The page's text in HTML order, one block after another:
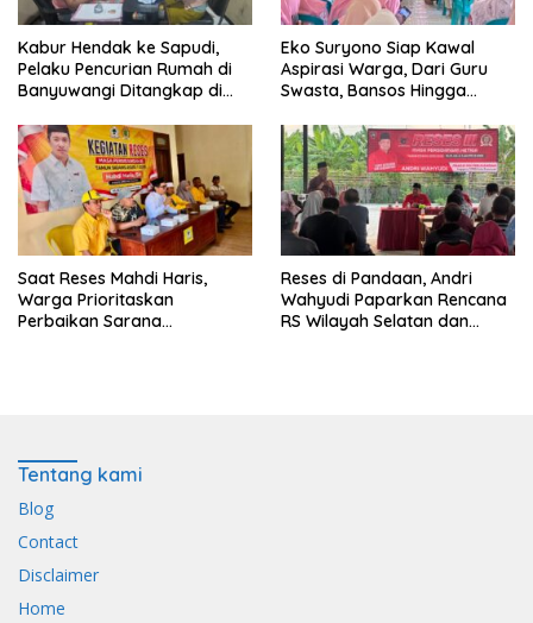
Kabur Hendak ke Sapudi,
Pelaku Pencurian Rumah di
Banyuwangi Ditangkap di
Eko Suryono Siap Kawal
Aspirasi Warga, Dari Guru
Swasta, Bansos Hingga
Saat Reses Mahdi Haris,
Warga Prioritaskan
Perbaikan Sarana
Reses di Pandaan, Andri
Wahyudi Paparkan Rencana
RS Wilayah Selatan dan
Tentang kami
Blog
Contact
Disclaimer
Home